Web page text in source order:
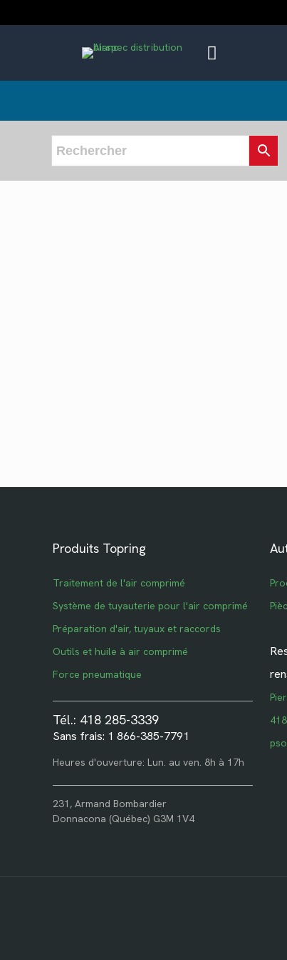
Produits Topring
Traitement de l'air comprimé
Système de tuyauterie pour l'air comprimé
Préparation d'air, tuyaux et raccords
Outils et huile à air comprimé
Force pneumatique
Tél.: 418 285-3339
Sans frais: 1 866-385-7791
Heures d'ouverture: Lun. au ven. 8h à 17h
231, Armand Bombardier
Donnacona (Québec) G3M 1V4